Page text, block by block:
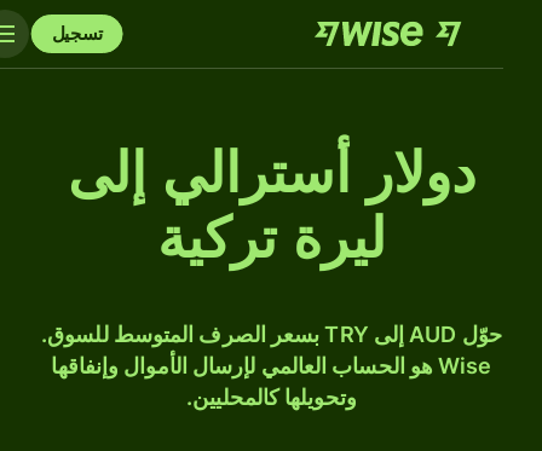
تسجيل
دولار أسترالي إلى
ليرة تركية
حوّل AUD إلى TRY بسعر الصرف المتوسط للسوق.
Wise هو الحساب العالمي لإرسال الأموال وإنفاقها
وتحويلها كالمحليين.